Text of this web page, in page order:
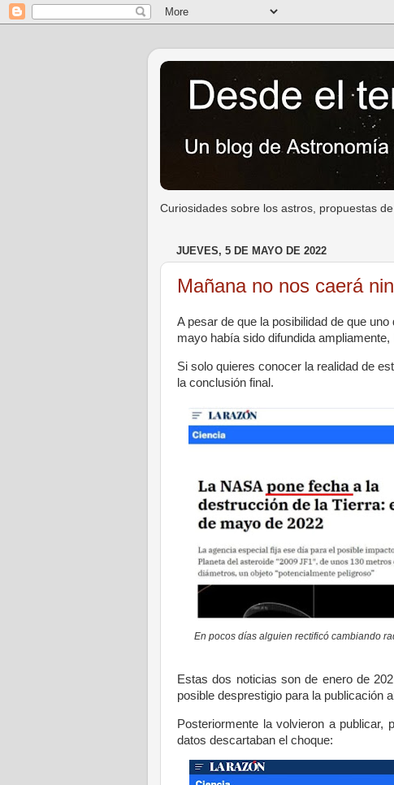
Curiosidades sobre los astros, propuestas
JUEVES, 5 DE MAYO DE 2022
Mañana no nos caerá
A pesar de que la posibilidad de que
mayo había sido difundida ampliamente,
Si solo quieres conocer la realidad de
la conclusión final.
En pocos días alguien rectificó cambiando
Estas dos noticias son de enero de
posible desprestigio para la publicación
Posteriormente la volvieron a publicar,
datos descartaban el choque: